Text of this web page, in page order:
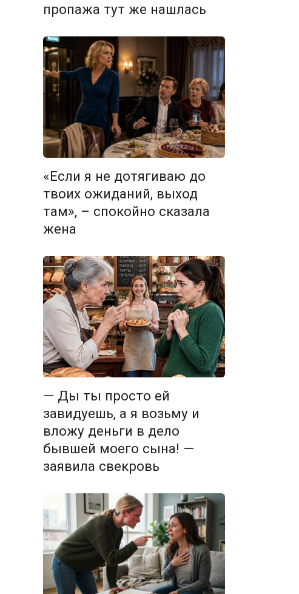
пропажа тут же нашлась
«Если я не дотягиваю до
твоих ожиданий, выход
там», – спокойно сказала
жена
— Ды ты просто ей
завидуешь, а я возьму и
вложу деньги в дело
бывшей моего сына! —
заявила свекровь